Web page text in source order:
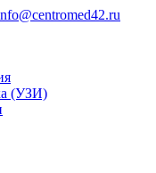
(УЗИ)